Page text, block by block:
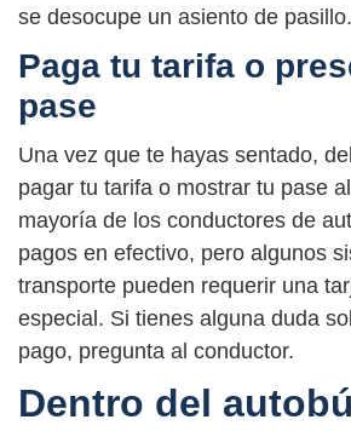
se desocupe un asiento de pasillo.
Paga tu tarifa o
pase
Una vez que te hayas sentado,
pagar tu tarifa o mostrar tu pase
mayoría de los conductores de
pagos en efectivo, pero algunos
transporte pueden requerir una
especial. Si tienes alguna duda
pago, pregunta al conductor.
Dentro del